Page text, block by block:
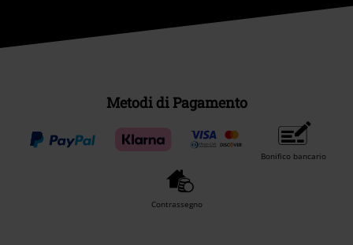
Metodi di Pagamento
Bonifico bancario
Contrassegno